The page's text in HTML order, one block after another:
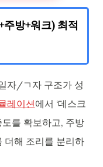
방+워크) 최적
자/ㄱ자 구조가 성
레이션에서 ‘데스크
를 확보하고, 주방
더해 조리를 분리하